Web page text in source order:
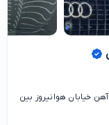
خیابان هوانیروز بین